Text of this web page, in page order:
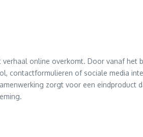
online overkomt. Door vanaf het
contactformulieren of sociale media
zorgt voor een eindproduct